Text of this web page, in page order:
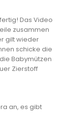
Das Video
zusammen
gilt wieder
schicke die
Babymützen
Zierstoff
an, es gibt